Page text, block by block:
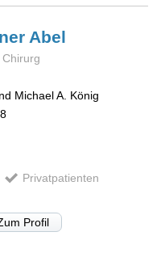
Abel
Michael A. König
Privatpatienten
Profil